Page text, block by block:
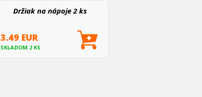
Držiak na nápoje 2 ks
3.49 EUR
SKLADOM 2 KS